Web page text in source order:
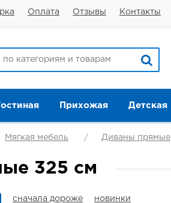
Оплата Отзывы Контакты
Прихожая Детская
Мягкая мебель Диваны прямые
325 см
сначала дороже новинки